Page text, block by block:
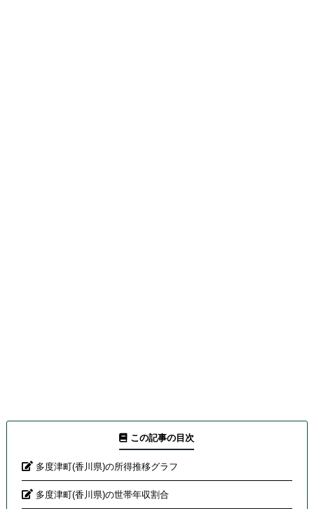
この記事の目次
多度津町(香川県)の所得推移グラフ
多度津町(香川県)の世帯年収割合